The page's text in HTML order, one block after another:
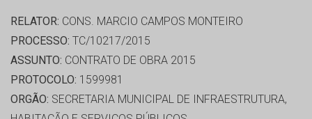
RELATOR: CONS. MARCIO CAMPOS MONTEIRO
PROCESSO: TC/10217/2015
ASSUNTO: CONTRATO DE OBRA 2015
PROTOCOLO: 1599981
ORGÃO: SECRETARIA MUNICIPAL DE INFRAESTRUTURA,